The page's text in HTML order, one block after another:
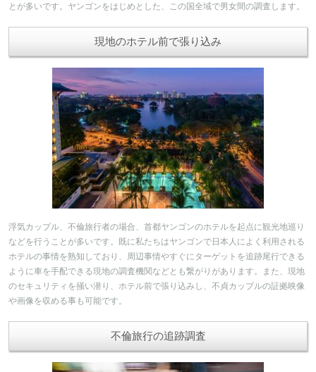
とが多いです。ヤンゴンをはじめとした、この国全域で男女間の調査します。
現地のホテル前で張り込み
浮気カップル、不倫旅行者の場合、首都ヤンゴンのホテルを起点に観光地巡り
などを行うことが多いです。既に私たちはヤンゴンで日本人によく利用される
ホテルの事情を熟知しており、周辺事情やすぐにターゲットを追跡尾行できる
ように車を手配できる現地の調査機関などとも繋がりがあります。また、現地
のセキュリティを掻い潜り、ホテル前で張り込みし、不貞カップルの証拠映像
や画像を収める事も可能です。
不倫旅行の追跡調査